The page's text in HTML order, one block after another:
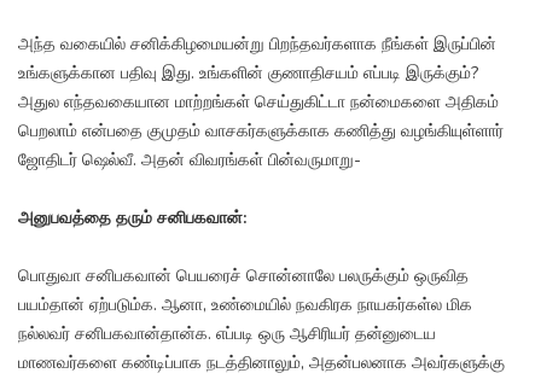
அந்த வகையில் சனிக்கிழமையன்று பிறந்தவர்களாக நீங்கள் இருப்பின்
உங்களுக்கான பதிவு இது. உங்களின் குணாதிசயம் எப்படி இருக்கும்?
அதுல எந்தவகையான மாற்றங்கள் செய்துகிட்டா நன்மைகளை அதிகம்
பெறலாம் என்பதை குமுதம் வாசகர்களுக்காக கணித்து வழங்கியுள்ளார்
ஜோதிடர் ஷெல்வீ. அதன் விவரங்கள் பின்வருமாறு-
அனுபவத்தை தரும் சனிபகவான்:
பொதுவா சனிபகவான் பெயரைச் சொன்னாலே பலருக்கும் ஒருவித
பயம்தான் ஏற்படும்க. ஆனா, உண்மையில் நவகிரக நாயகர்கள்ல மிக
நல்லவர் சனிபகவான்தான்க. எப்படி ஒரு ஆசிரியர் தன்னுடைய
மாணவர்களை கண்டிப்பாக நடத்தினாலும், அதன்பலனாக அவர்களுக்கு